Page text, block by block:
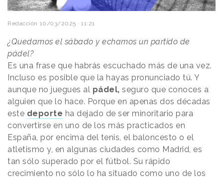
Redacción 10/03/2025 · 11:21
¿Quedamos el sábado y echamos un partido de
pádel?
Es una frase que habrás escuchado más de una vez.
Incluso es posible que la hayas pronunciado tú. Y
aunque no juegues al pádel, seguro que conoces a
alguien que lo hace. Porque en apenas dos décadas
este deporte ha dejado de ser minoritario para
convertirse en uno de los más practicados en
España, por encima del tenis, el baloncesto o el
atletismo y, en algunas ciudades como Madrid, es
tan sólo superado por el fútbol. Su rápido
crecimiento no sólo lo ha situado como uno de los